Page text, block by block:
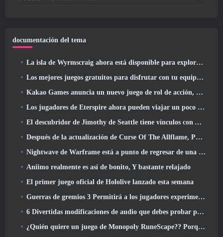
documentación del tema
La isla de Wyrmscraig ahora está disponible para explorar en RuneScape de la vieja escuela
Los mejores juegos gratuitos para disfrutar con tu equipo (2026)
Kakao Games anuncia un nuevo juego de rol de acción, doncella guardiana
Los jugadores de Eterspire ahora pueden viajar un poco en el tiempo... como regalo
El descubridor de Jimothy de Seattle tiene vínculos con ArenaNet, Por supuesto que lo agregarán a Guild Wars 2
Después de la actualización de Curse Of The Allflame, Path Of Exile anuncia varios cambios según los comentarios
Nightwave de Warframe está a punto de regresar de una manera impactante
Aniimo realmente es así de bonito, Y bastante relajado
El primer juego oficial de Hololive lanzado esta semana
Guerras de gremios 3 Permitirá a los jugadores experimentar el mundo de Tyria antes de que los dragones ancianos despertaran
6 Divertidas modificaciones de audio que debes probar para Marvel Rivals
¿Quién quiere un juego de Monopoly RuneScape?? Porque uno está en camino